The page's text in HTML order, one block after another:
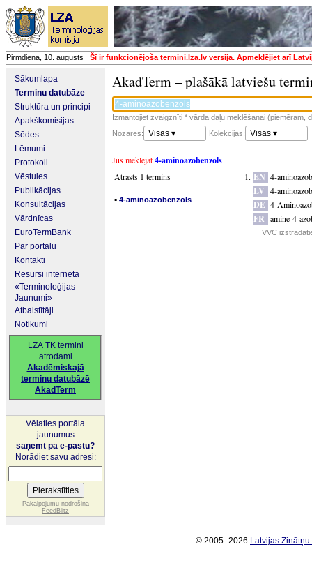
Pirmdiena, 10. augusts Šī ir funkcionējoša termini.lza.lv versija. Apmeklējiet arī
Sākumlapa
Terminu datubāze
Struktūra un principi
Apakškomisijas
Sēdes
Lēmumi
Protokoli
Vēstules
Publikācijas
Konsultācijas
Vārdnīcas
EuroTermBank
Par portālu
Kontakti
Resursi internetā
«Terminoloģijas
Jaunumi»
Atbalstītāji
Notikumi
LZA TK termini
atrodami
Akadēmiskajā
terminu datubāzē
AkadTerm
Vēlaties portāla
jaunumus
saņemt pa e-pastu?
Norādiet savu adresi:
Pakalpojumu nodrošina
FeedBlitz
AkadTerm – plašākā latviešu
Izmantojiet zvaigznīti * vārda daļu meklēšanai (piemēram,
Nozares:
Visas ▾ Kolekcijas: Visas ▾
Jūs meklējāt4-aminoazobenzols
Atrasts 1 termins
▪ 4-aminoazobenzols
EN 4-
LV 4-
DE 4-
FR amine-4-
VVC
© 2005–2026 Latvijas